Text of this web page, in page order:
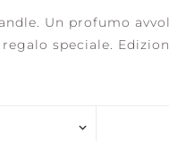
Un profumo
speciale.